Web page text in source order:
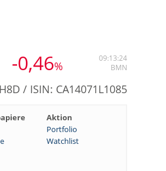
-0,46%
09:13:24
BMN
/ ISIN: CA14071L1085
Aktion
Portfolio
Watchlist